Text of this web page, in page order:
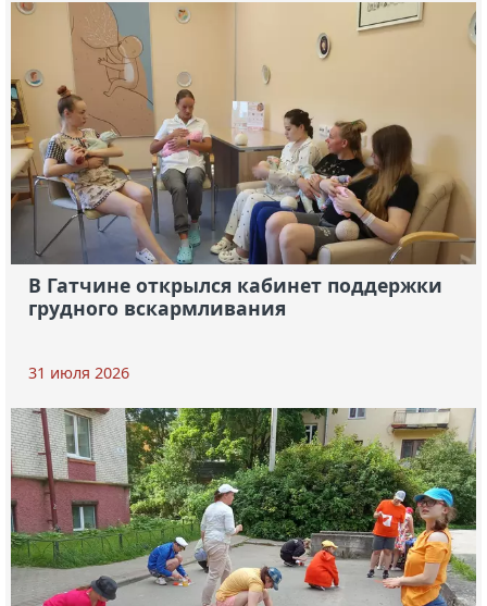
В Гатчине открылся кабинет поддержки
грудного вскармливания
31 июля 2026